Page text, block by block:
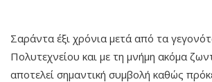
Σαράντα έξι χρόνια μετά από τα
Πολυτεχνείου και με τη μνήμη ακόμα
αποτελεί σημαντική συμβολή καθώς